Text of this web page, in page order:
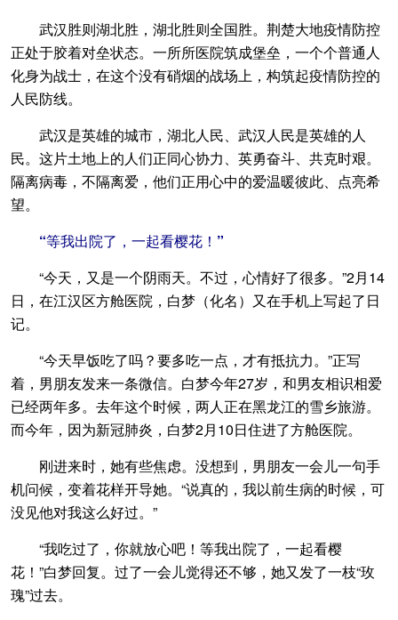
武汉胜则湖北胜，湖北胜则全国胜。荆楚大地疫情防控
正处于胶着对垒状态。一所所医院筑成堡垒，一个个普通人
化身为战士，在这个没有硝烟的战场上，构筑起疫情防控的
人民防线。
武汉是英雄的城市，湖北人民、武汉人民是英雄的人
民。这片土地上的人们正同心协力、英勇奋斗、共克时艰。
隔离病毒，不隔离爱，他们正用心中的爱温暖彼此、点亮希
望。
“等我出院了，一起看樱花！”
“今天，又是一个阴雨天。不过，心情好了很多。”2月14
日，在江汉区方舱医院，白梦（化名）又在手机上写起了日
记。
“今天早饭吃了吗？要多吃一点，才有抵抗力。”正写
着，男朋友发来一条微信。白梦今年27岁，和男友相识相爱
已经两年多。去年这个时候，两人正在黑龙江的雪乡旅游。
而今年，因为新冠肺炎，白梦2月10日住进了方舱医院。
刚进来时，她有些焦虑。没想到，男朋友一会儿一句手
机问候，变着花样开导她。“说真的，我以前生病的时候，可
没见他对我这么好过。”
“我吃过了，你就放心吧！等我出院了，一起看樱
花！”白梦回复。过了一会儿觉得还不够，她又发了一枝“玫
瑰”过去。